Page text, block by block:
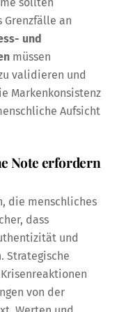
sollten
Grenzfälle an
und
müssen
validieren und
Markenkonsistenz
Aufsicht
Note erfordern
die menschliches
dass
und
Strategische
von der